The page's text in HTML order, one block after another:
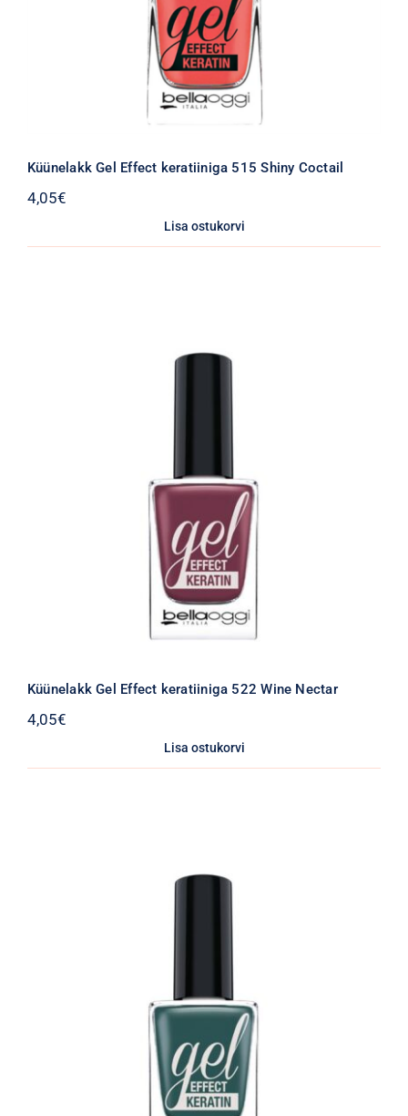
Küünelakk Gel Effect keratiiniga 515 Shiny Coctail
4,05€
Lisa ostukorvi
Küünelakk Gel Effect keratiiniga 522 Wine Nectar
4,05€
Lisa ostukorvi